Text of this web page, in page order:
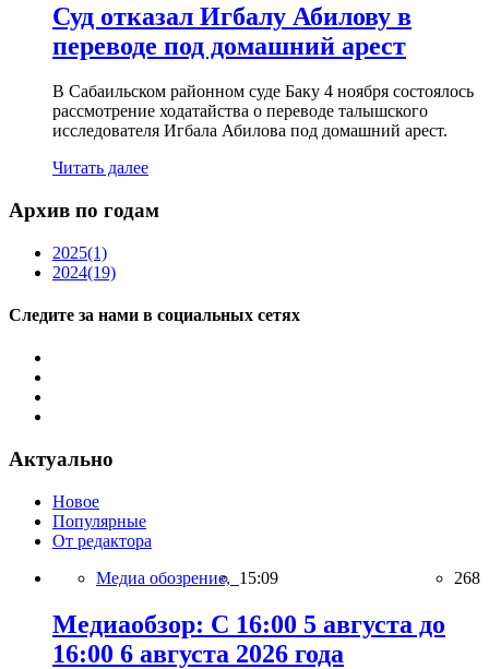
Суд отказал Игбалу Абилову в
переводе под домашний арест
В Сабаильском районном суде Баку 4 ноября состоялось
рассмотрение ходатайства о переводе талышского
исследователя Игбала Абилова под домашний арест.
Читать далее
Архив по годам
2025(1)
2024(19)
Следите за нами в социальных сетях
Актуально
Новое
Популярные
От редактора
Медиа обозрение, 15:09 268
Медиаобзор: С 16:00 5 августа до
16:00 6 августа 2026 года